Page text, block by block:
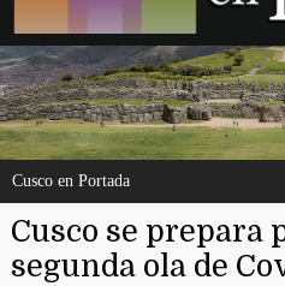
Cusco en Portada
Cusco se prepara
segunda ola de